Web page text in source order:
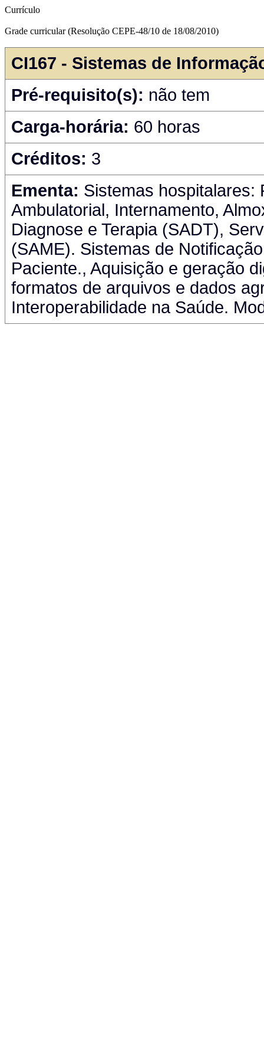
Currículo
Grade curricular (Resolução CEPE-48/10 de 18/08/2010)
CI167 - Sistemas de
Pré-requisito(s): não tem
Carga-horária: 60 horas
Créditos: 3
Ementa: Sistemas hospitalares:
Ambulatorial, Internamento,
Diagnose e Terapia (SADT),
(SAME). Sistemas de
Paciente., Aquisição e geração
formatos de arquivos e dados
Interoperabilidade na Saúde.